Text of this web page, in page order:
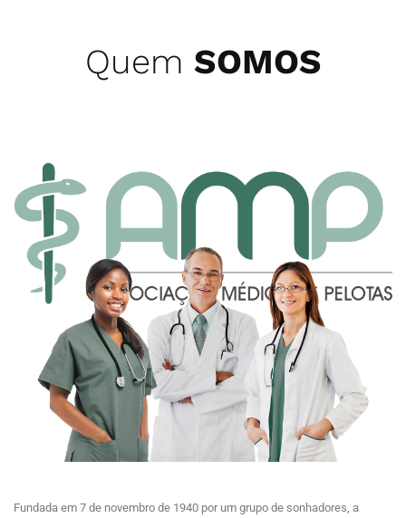
Quem SOMOS
Fundada em 7 de novembro de 1940 por um grupo de sonhadores, a